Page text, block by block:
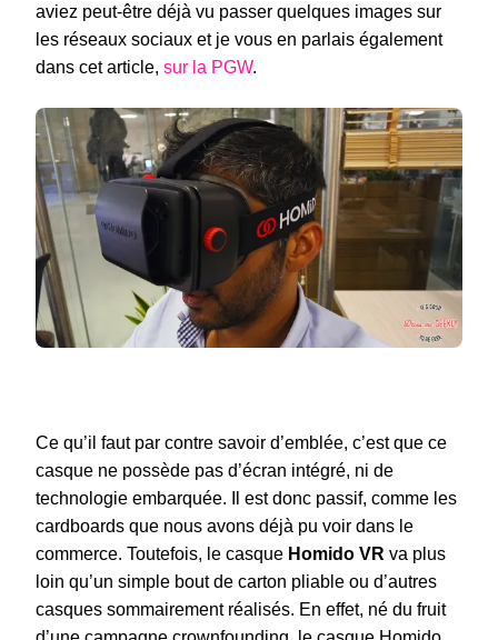
aviez peut-être déjà vu passer quelques images sur
les réseaux sociaux et je vous en parlais également
dans cet article, sur la PGW.
Ce qu’il faut par contre savoir d’emblée, c’est que ce
casque ne possède pas d’écran intégré, ni de
technologie embarquée. Il est donc passif, comme les
cardboards que nous avons déjà pu voir dans le
commerce. Toutefois, le casque Homido VR va plus
loin qu’un simple bout de carton pliable ou d’autres
casques sommairement réalisés. En effet, né du fruit